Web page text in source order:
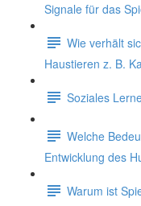
Signale für das
Wie verhält
Haustieren z. B.
Soziales
Welche
Entwicklung des
Warum ist